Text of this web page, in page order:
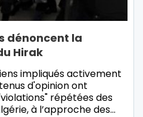
dénoncent la
Hirak
impliqués activement
d'opinion ont
répétées des
à l’approche des…